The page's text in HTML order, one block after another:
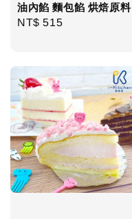
油內餡 麵包餡 烘焙原料
Regular
NT$ 515